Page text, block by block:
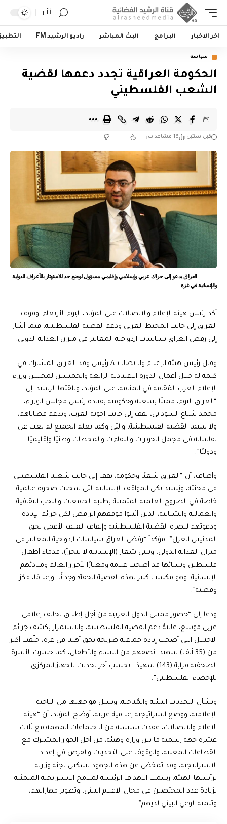
أأ
اخر الاخبار البرامج البث المباشر راديو الرشيد FM
سياسة
الحكومة العراقية تجدد دعمها لقضية
الشعب الفلسطيني
قبل سنتين 16 مشاهدات
العراق يدعو إلى حراك عربي وإسلامي وإقليمي مسؤول لوضع حد للاستهتار بالأعراف الدولية
والإنسانية في غزة
أكد رئيس هيئة الإعلام والاتصالات علي المؤيد، اليوم الأربعاء، وقوف
العراق إلى جانب المحيط العربي ودعم القضية الفلسطينية، فيما أشار
إلى رفض العراق سياسات ازدواجية المعايير في ميزان العدالة الدولي.
وقال رئيس هيئة الإعلام والاتصالات/ رئيس وفد العراق المشارك في
كلمة له خلال أعمال الدورة الاعتيادية الرابعة والخمسين لمجلس وزراء
الإعلام العرب المُقامة في المنامة، علي المؤيد، وتلقتها الرشيد: إن
“العراق اليوم، ممثلًا بشعبه وحكومته بقيادة رئيس مجلس الوزراء،
محمد شياع السوداني، يقف إلى جانب اخوته العرب، ويدعم قضاياهم،
ولا سيما القضية الفلسطينية، والتي وكما يعلم الجميع لم تغب عن
نقاشاته في مجمل الحوارات واللقاءات والمحطات وطنيًا وإقليميًا
ودوليًا”.
وأضاف، أن “العراق شعبًا وحكومة، يقف إلى جانب شعبنا الفلسطيني
في محنته، ويُشيد بكل المواقف الإنسانية التي سجلت صحوة عالمية
خاصة في الصروح العلمية المتمثلة بطلبة الجامعات والنخب الثقافية
والعمالية والشبابية، الذين أثبتوا موقفهم الرافض لكل جرائم الإبادة
ودعوتهم لنصرة القضية الفلسطينية وإيقاف العنف الأعمى بحق
المدنيين العزل” ،مؤكداً “رفض العراق سياسات ازدواجية المعايير في
ميزان العدالة الدولي، وتبني شعار (الإنسانية لا تتجزأ)، فدماء أطفال
فلسطين ونسائها قد أضحت علامة ومعيارًا لأحرار العالم ومبادئهم
الإنسانية، وهو مكسب كبير لهذه القضية الحقة؛ وجدانًا، وإعلامًا، فكرًا،
وقضية”.
ودعا إلى “حضور ممثلي الدول العربية من أجل إطلاق تحالف إعلامي
عربي موسع، غايتهُ دعم القضية الفلسطينية، والاستمرار بكشف جرائم
الاحتلال التي أضحت إبادة جماعية صريحة بحق أهلنا في غزة، خلّفت أكثر
من (35 ألف) شهيد، نصفهم من النساء والأطفال، كما خسرت الأسرة
الصحفية قرابة (143) شهيدًا، بحسب آخر تحديث للجهاز المركزي
للإحصاء الفلسطيني”.
وبشأن التحديات البيئية والمُناخية، وسبل مواجهتها من الناحية
الإعلامية، ووضع استراتيجية إعلامية عربية، أوضح المؤيد، أن “هيئة
الاعلام والاتصالات، عقدت سلسلة من الاجتماعات المهمة مع ثلاث
عشرة جهة رسمية ما بين وزارة وهيئة، من أجل الحوار المشترك مع
القطاعات المعنية، والوقوف على التحديات والفرص في إعداد
الاستراتيجية، وقد تمخض عن هذه الجهود تشكيل لجنة وزارية
ترأستها الهيئة، رسمت الاهداف الرئيسة لملامح الاسترايجية المتمثلة
بزيادة عدد المختصين في مجال الاعلام البيئي، وتطوير مهاراتهم،
وتنمية الوعي البيئي لديهم”.